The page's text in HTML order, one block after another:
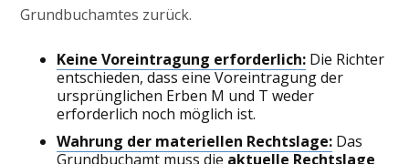
Grundbuchamtes zurück.
Keine Voreintragung erforderlich: Die Richter
entschieden, dass eine Voreintragung der
ursprünglichen Erben M und T weder
erforderlich noch möglich ist.
Wahrung der materiellen Rechtslage: Das
Grundbuchamt muss die aktuelle Rechtslage